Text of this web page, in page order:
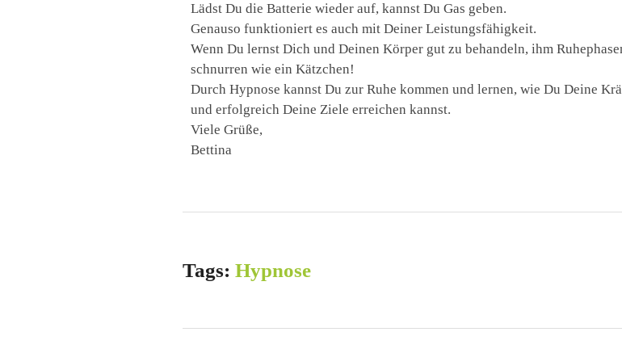
Lädst Du die Batterie wieder auf, kannst Du Gas geben.
Genauso funktioniert es auch mit Deiner Leistungsfähigkeit.
Wenn Du lernst Dich und Deinen Körper gut zu behandeln, ihm
schnurren wie ein Kätzchen!
Durch Hypnose kannst Du zur Ruhe kommen und lernen, wie Du Deine
und erfolgreich Deine Ziele erreichen kannst.
Viele Grüße,
Bettina
Tags:Hypnose